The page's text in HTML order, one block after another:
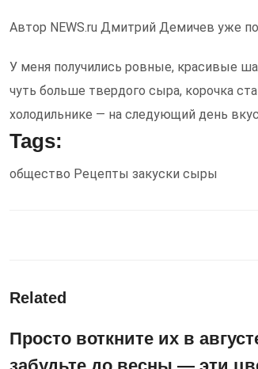
Автор NEWS.ru Дмитрий Демичев уже
У меня получились ровные, красивые
чуть больше твердого сыра, корочка
холодильнике — на следующий день
Tags:
общество Рецепты закуски сыры
Related
Просто воткните их в